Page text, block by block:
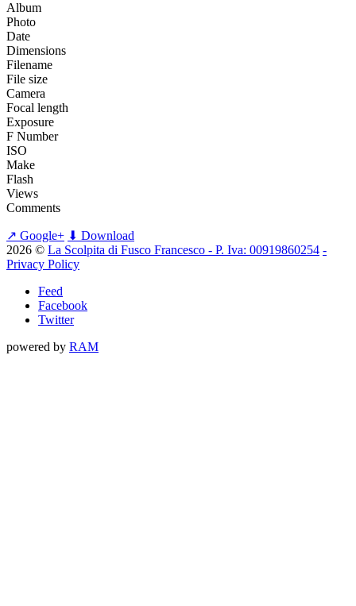
Album
Photo
Date
Dimensions
Filename
File size
Camera
Focal length
Exposure
F Number
ISO
Make
Flash
Views
Comments
↗ Google+ ⬇ Download
2026 © La Scolpita di Fusco Francesco - P. Iva: 00919860254 -
Privacy Policy
Feed
Facebook
Twitter
powered by RAM